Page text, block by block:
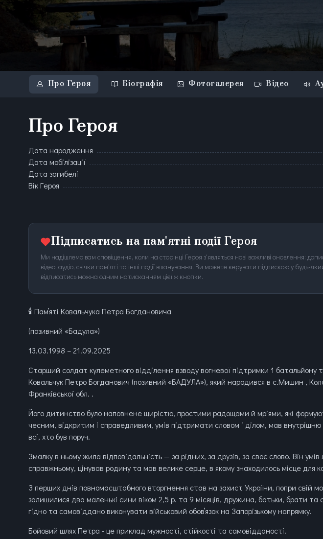
Про Героя Біографія Фотогалерея Відео
Про Героя
Дата народження
Дата мобілізації
Дата загибелі
Вік Героя
Підписатись на пам'ятні події Героя
Ми надішлемо вам сповіщення, коли на сторінці Героя з'являться нові важливі оновлення:
відео, аудіо, свічки пам'яті та інші події вшанування. Ви можете керувати підпискою у будь-
відписатись можна одним натисканням цієї ж кнопки.
🕯️ Памʼяті Ковальчука Петра Богдановича
(позивний «Бадула»)
13.03.1998 – 21.09.2025
Старший солдат кулеметного відділення взводу вогневої підтримки 1 батальйону
Ковальчук Петро Богданович (позивний «БАДУЛА»), який народився в с.Мишин ,
Франківської обл. .
Його дитинство було наповнене щирістю, простими радощами й мріями, які
чесним, відкритим і справедливим, умів підтримати словом і ділом, мав внутрішню
всі, хто був поруч.
Змалку в ньому жила відповідальність — за рідних, за друзів, за своє слово. Він
справжньому, цінував родину та мав велике серце, в якому знаходилось місце для
З перших днів повномасштабного вторгнення став на захист України, попри свій
залишилися два маленькі сини віком 2,5 р. та 9 місяців, дружина, батьки, брати та
гідно та самовіддано виконувати військовий обовʼязок на Запорізькому напрямку.
Бойовий шлях Петра - це приклад мужності, стійкості та самовідданості.